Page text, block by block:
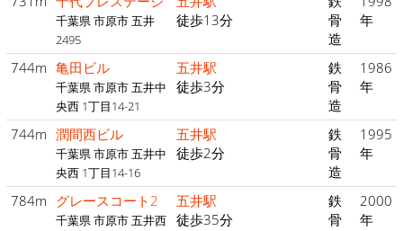
千葉県 市原市 五井
2495
徒歩13分
骨
造
年
744m 亀田ビル
千葉県 市原市 五井中
央西 1丁目14-21
五井駅
徒歩3分
鉄
骨
造
1986
年
744m 潤間西ビル
千葉県 市原市 五井中
央西 1丁目14-16
五井駅
徒歩2分
鉄
骨
造
1995
年
784m グレースコート2
千葉県 市原市 五井西
五井駅
徒歩35分
鉄
骨
2000
年